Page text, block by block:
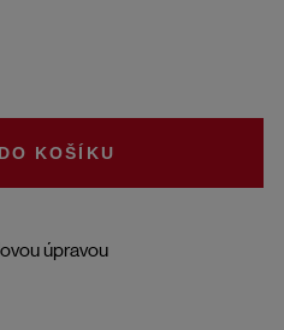
úpravou
DO KOŠÍKU